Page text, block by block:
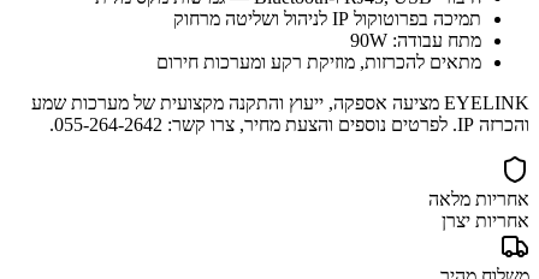
תמיכה בפרוטוקול IP לניהול ושליטה מרחוק
מתח עבודה: 90W
מתאים להכרזות, מוזיקת רקע ומערכות חירום
EYELINK מציעה אספקה, ייעוץ והתקנה מקצועית של מערכות שמע
והכרזה IP. לפרטים נוספים והצעת מחיר, צרו קשר: 055-264-2642.
אחריות מלאה
אחריות יצרן